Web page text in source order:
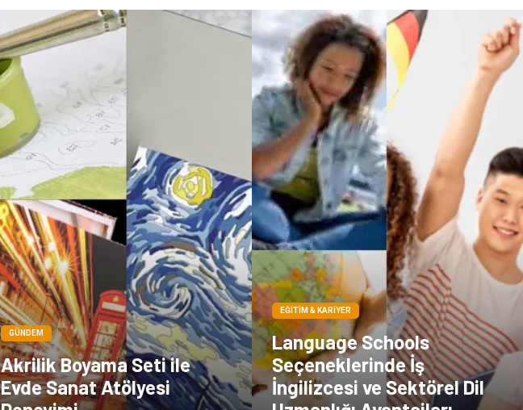
Bakım
GÜNDEM
Akrilik Boyama Seti ile
Evde Sanat Atölyesi
EĞITIM & KARIYER
Language Schools
Seçeneklerinde İş
İngilizcesi ve Sektörel Dil